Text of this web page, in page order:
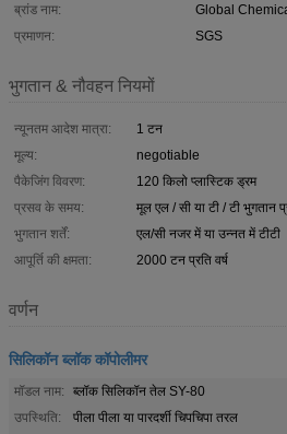
ब्रांड नाम:
Global
प्रमाणन:
SGS
भुगतान & नौवहन नियमों
न्यूनतम आदेश मात्रा:
1 टन
मूल्य:
negotiable
पैकेजिंग विवरण:
120 किलो प्लास्टिक ड्रम
प्रसव के समय:
मूल एल / सी या टी / टी भुगतान
भुगतान शर्तें:
एल/सी नजर में या उन्नत में टीटी
आपूर्ति की क्षमता:
2000 टन प्रति वर्ष
वर्णन
सिलिकॉन ब्लॉक कॉपोलीमर
मॉडल नाम:
ब्लॉक सिलिकॉन तेल SY-80
उपस्थिति:
पीला पीला या पारदर्शी चिपचिपा तरल